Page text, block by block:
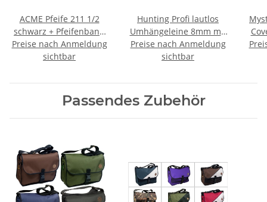
ACME Pfeife 211 1/2
schwarz + Pfeifenband
kostenlos
Preise nach Anmeldung
sichtbar
Hunting Profi lautlos
Umhängeleine 8mm mit
Zugbegrenzung 280cm
türkisblau
Preise nach Anmeldung
sichtbar
Passendes Zubehör